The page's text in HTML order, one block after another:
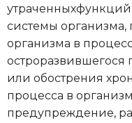
системы
организма в
остроразвившегося
или обострения
процесса в
предупреждение,